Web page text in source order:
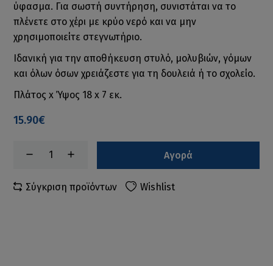
ύφασμα. Για σωστή συντήρηση, συνιστάται να το
πλένετε στο χέρι με κρύο νερό και να μην
χρησιμοποιείτε στεγνωτήριο.
Ιδανική για την αποθήκευση στυλό, μολυβιών, γόμων
και όλων όσων χρειάζεστε για τη δουλειά ή το σχολείο.
Πλάτος x Ύψος 18 x 7 εκ.
15.90€
Αγορά
Σύγκριση προϊόντων Wishlist